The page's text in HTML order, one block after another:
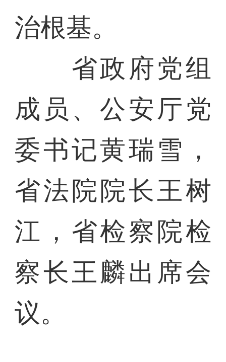
治根基。
省政府党组
成员、公安厅党
委书记黄瑞雪，
省法院院长王树
江，省检察院检
察长王麟出席会
议。